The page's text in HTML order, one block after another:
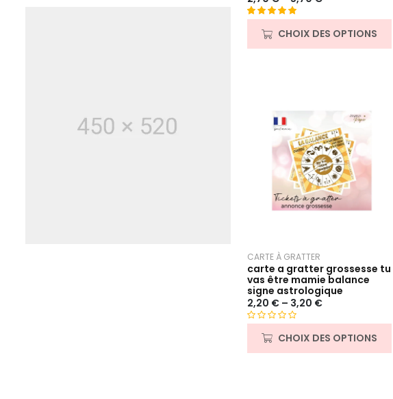
sur 5 baséCHOIX DES OPTIONS
CARTE À GRATTER
carte a gratter grossesse tu
vas être mamie balance
signe astrologique
2,20 €– 3,20 €
CHOIX DES OPTIONS